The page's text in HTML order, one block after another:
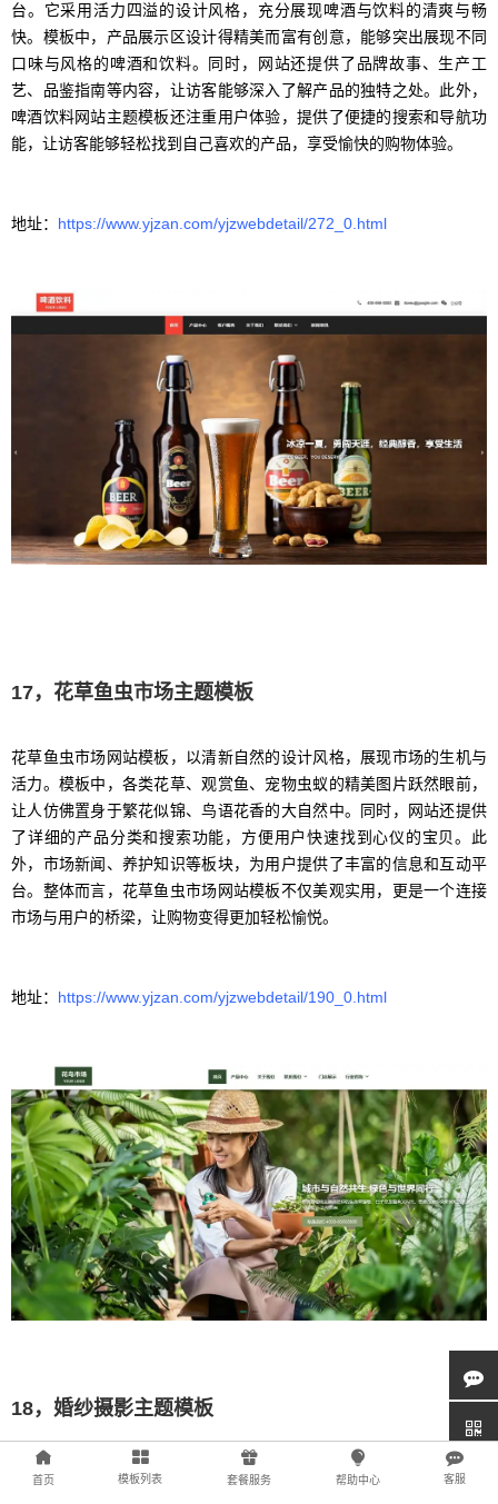
台。它采用活力四溢的设计风格，充分展现啤酒与饮料的清爽与畅
快。模板中，产品展示区设计得精美而富有创意，能够突出展现不同
口味与风格的啤酒和饮料。同时，网站还提供了品牌故事、生产工
艺、品鉴指南等内容，让访客能够深入了解产品的独特之处。此外，
啤酒饮料网站主题模板还注重用户体验，提供了便捷的搜索和导航功
能，让访客能够轻松找到自己喜欢的产品，享受愉快的购物体验。
地址： https://www.yjzan.com/yjzwebdetail/272_0.html
17，花草鱼虫市场主题模板
花草鱼虫市场网站模板，以清新自然的设计风格，展现市场的生机与
活力。模板中，各类花草、观赏鱼、宠物虫蚁的精美图片跃然眼前，
让人仿佛置身于繁花似锦、鸟语花香的大自然中。同时，网站还提供
了详细的产品分类和搜索功能，方便用户快速找到心仪的宝贝。此
外，市场新闻、养护知识等板块，为用户提供了丰富的信息和互动平
台。整体而言，花草鱼虫市场网站模板不仅美观实用，更是一个连接
市场与用户的桥梁，让购物变得更加轻松愉悦。
地址： https://www.yjzan.com/yjzwebdetail/190_0.html
18，婚纱摄影主题模板
花草鱼虫市场网站模板，以清新自然的设计风格，展现市场的生机与
首页 模板列表 套餐服务 帮助中心 客服